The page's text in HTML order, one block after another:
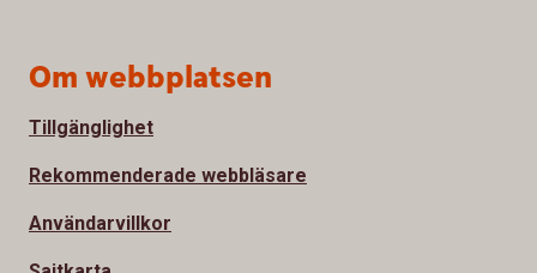
Om webbplatsen
Tillgänglighet
Rekommenderade webbläsare
Användarvillkor